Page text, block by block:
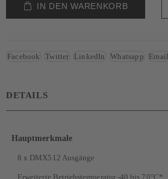
IN DEN WARENKORB
Facebook Twitter LinkedIn Whatsapp Email
DETAILS
Hauptmerkmale
8 x DMX512 Ausgänge
Erweiterte Betriebstemperatur -40 bis 70°C*